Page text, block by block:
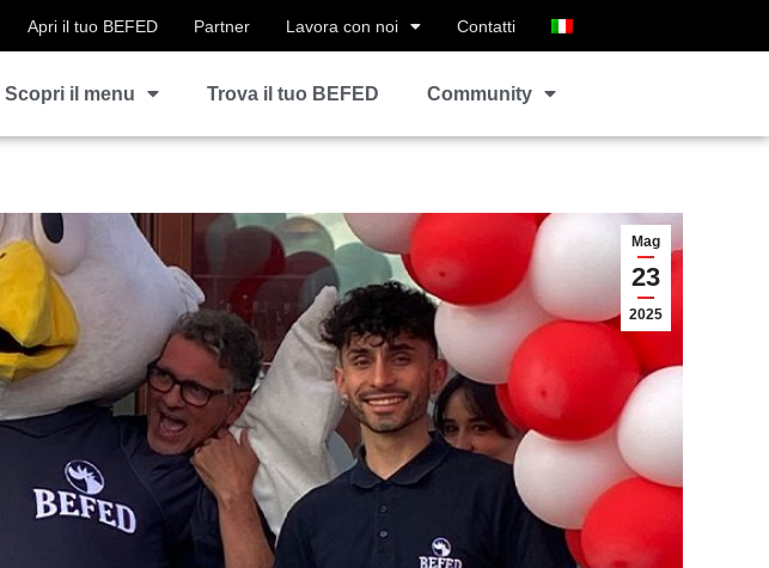
Apri il tuo BEFED Partner Lavora con noi Contatti
Scopri il menu Trova il tuo BEFED Community
Mag
23
2025